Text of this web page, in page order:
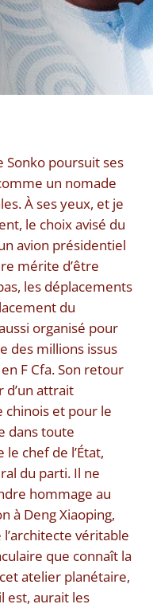
poursuit ses
un nomade
À ses yeux, et je
le choix avisé du
avion présidentiel
mérite d’être
les déplacements
du
organisé pour
des millions issus
F Cfa. Son retour
d’un attrait
et pour le
dans toute
chef de l’État,
du parti. Il ne
hommage au
à Deng Xiaoping,
véritable
que connaît la
atelier planétaire,
est, aurait les